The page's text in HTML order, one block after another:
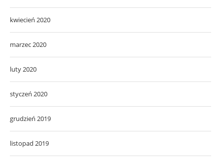
kwiecień 2020
marzec 2020
luty 2020
styczeń 2020
grudzień 2019
listopad 2019